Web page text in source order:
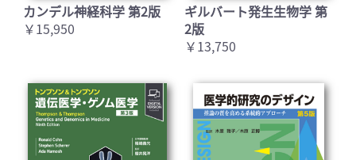
カンデル神経科学 第2版
￥15,950
ギルバート発生生物学 第
2版
￥13,750